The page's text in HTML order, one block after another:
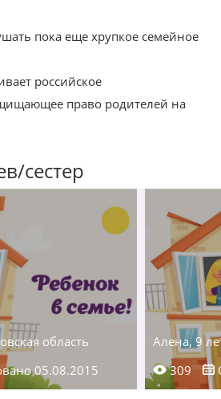
пока еще хрупкое семейное
российское
право родителей на
сестер
область
05.08.2015
Алена, 9
309